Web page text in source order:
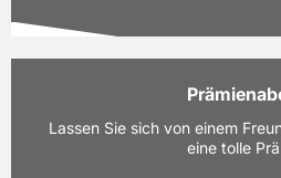
Ausgaben:
52 Hefte für je
12 Monate
Lassen Sie sich von einem
eine tolle